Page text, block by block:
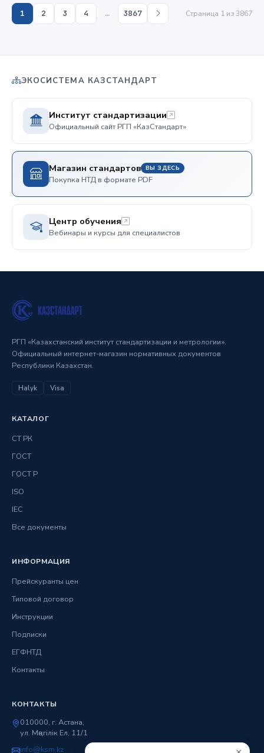
1 2 3 4 … 3867 Страница 1 из 3867
ЭКОСИСТЕМА КАЗСТАНДАРТ
Институт стандартизации
Официальный сайт РГП «КазСтандарт»
Магазин стандартов ВЫ ЗДЕСЬ
Покупка НТД в формате PDF
Центр обучения
Вебинары и курсы для специалистов
РГП «Казахстанский институт стандартизации и метрологии».
Официальный интернет-магазин нормативных документов
Республики Казахстан.
Halyk Visa
КАТАЛОГ
СТ РК
ГОСТ
ГОСТ Р
ISO
IEC
Все документы
ИНФОРМАЦИЯ
Прейскуранты цен
Типовой договор
Инструкции
Подписки
ЕГФНТД
Контакты
КОНТАКТЫ
010000, г. Астана,
ул. Мәңгілік Ел, 11/1
info@ksm.kz